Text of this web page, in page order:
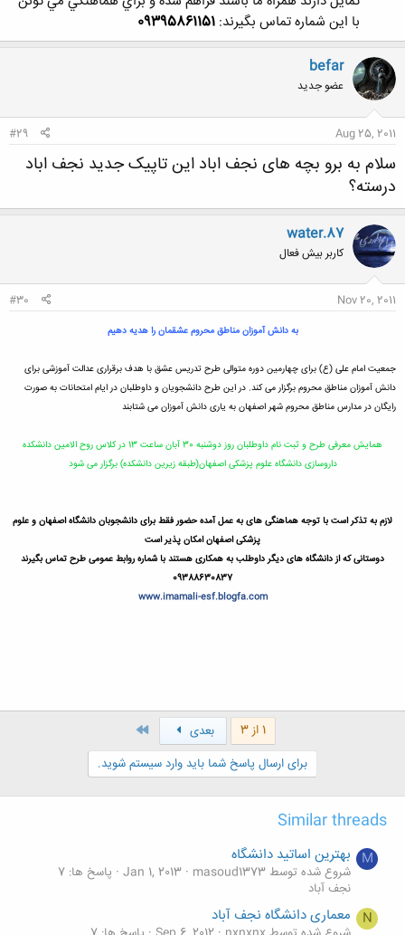
با اين شماره تماس بگيرند: 09395861151
befar
عضو جدید
Aug 25, 2011
#29
سلام به برو بچه های نجف اباد این تاپیک جدید نجف اباد
درسته؟
water.87
کاربر بیش فعال
Nov 20, 2011
#30
به دانش آموزان مناطق محروم عشقمان را هدیه دهیم
جمعیت امام علی (ع) برای چهارمین دوره متوالی طرح تدریس عشق با هدف برقراری عدالت آموزشی برای
دانش آموزان مناطق محروم برگزار می کند. در این طرح دانشجویان و داوطلبان در ایام امتحانات به صورت
رایگان در مدارس مناطق محروم شهر اصفهان به یاری دانش آموزان می شتابند
همایش معرفی طرح و ثبت نام داوطلبان روز دوشنبه 30 آبان ساعت 13 در کلاس روح الامین دانشکده
داروسازی دانشگاه علوم پزشکی اصفهان(طبقه زیرین دانشکده) برگزار می شود
لازم به تذکر است با توجه هماهنگی های به عمل آمده حضور فقط برای دانشجوبان دانشگاه اصفهان و علوم
پزشکی اصفهان امکان پذیر است
دوستانی که از دانشگاه های دیگر داوطلب به همکاری هستند با شماره روابط عمومی طرح تماس بگیرند
09388630837
www.imamali-esf.blogfa.com
1 از 3 بعدی
برای ارسال پاسخ شما باید وارد سیستم شوید.
Similar threads
M بهترین اساتید دانشگاه
شروع شده توسط masoud1373 Jan 1, 2013 پاسخ ها: 7
نجف آباد
N معماری دانشگاه نجف آباد